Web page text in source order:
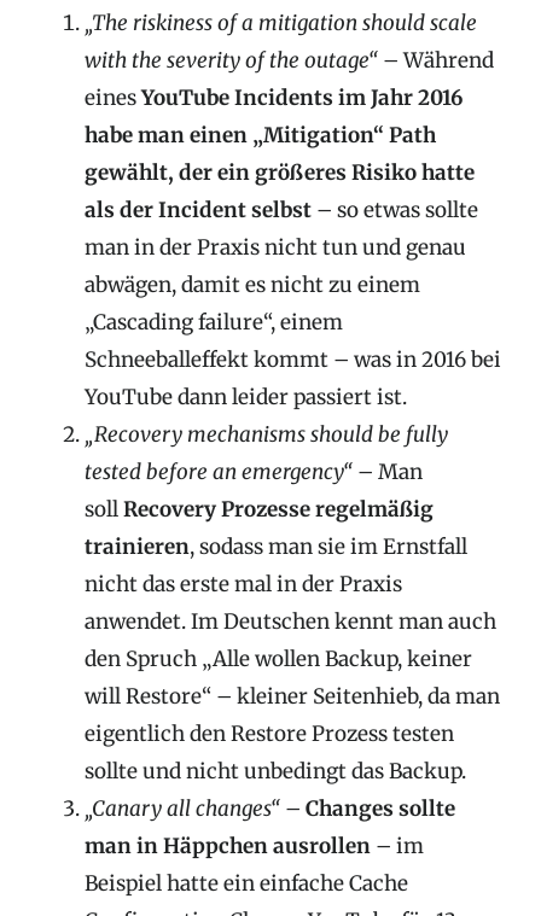
„The riskiness of a mitigation should scale
with the severity of the outage“ – Während
einesYouTube Incidents im Jahr 2016
habe man einen „Mitigation“ Path
gewählt, der ein größeres Risiko hatte
als der Incident selbst – so etwas sollte
man in der Praxis nicht tun und genau
abwägen, damit es nicht zu einem
„Cascading failure“, einem
Schneeballeffekt kommt – was in 2016 bei
YouTube dann leider passiert ist.
„Recovery mechanisms should be fully
tested before an emergency“ – Man
sollRecovery Prozesse regelmäßig
trainieren, sodass man sie im Ernstfall
nicht das erste mal in der Praxis
anwendet. Im Deutschen kennt man auch
den Spruch „Alle wollen Backup, keiner
will Restore“ – kleiner Seitenhieb, da man
eigentlich den Restore Prozess testen
sollte und nicht unbedingt das Backup.
„Canary all changes“ – Changes sollte
man in Häppchen ausrollen – im
Beispiel hatte ein einfache Cache